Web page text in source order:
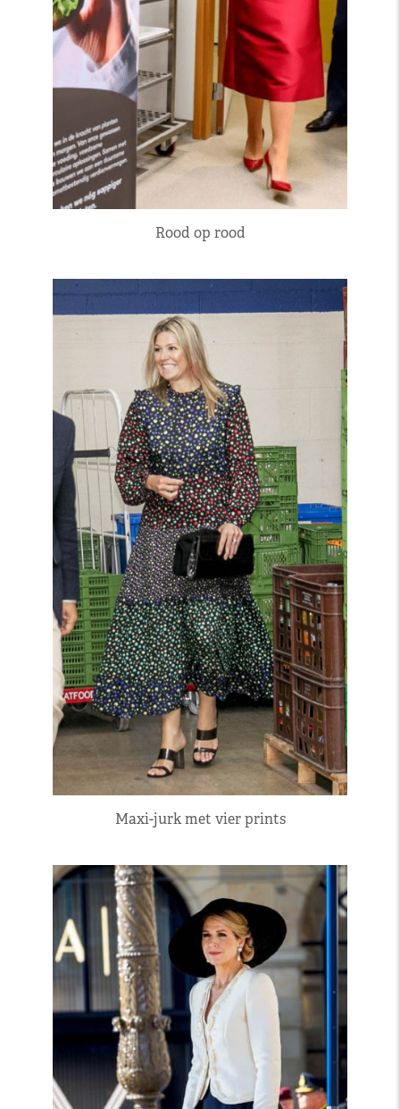
Rood op rood
Maxi-jurk met vier prints